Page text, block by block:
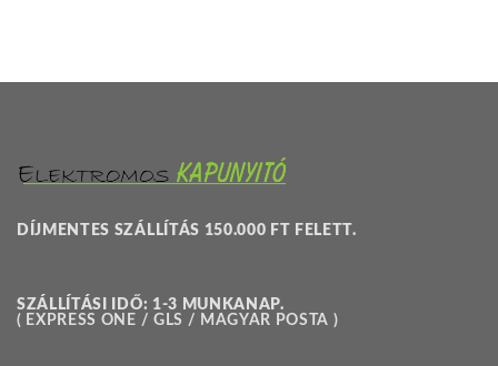
DÍJMENTES SZÁLLÍTÁS 150.000 FT FELETT.
SZÁLLÍTÁSI IDŐ: 1-3 MUNKANAP.
( EXPRESS ONE / GLS / MAGYAR POSTA )